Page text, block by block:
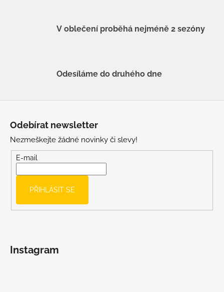
V oblečení proběhá nejméně 2 sezóny
Odesíláme do druhého dne
Odebírat newsletter
Nezmeškejte žádné novinky či slevy!
E-mail
PŘIHLÁSIT SE
Instagram